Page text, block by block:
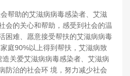
帮助的艾滋病病毒感染者、艾滋
会的关心和帮助，感受到社会的温
困难、愿意接受帮扶的艾滋病病毒
庭90%以上得到帮扶，艾滋病致
关爱艾滋病病毒感染者、艾滋病
防治的社会环 境，努力减少社会